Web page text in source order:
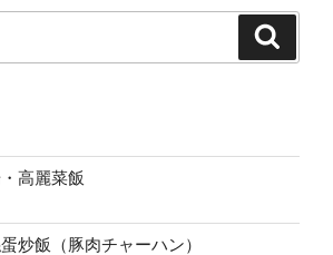
高麗菜飯
炒飯（豚肉チャーハン）